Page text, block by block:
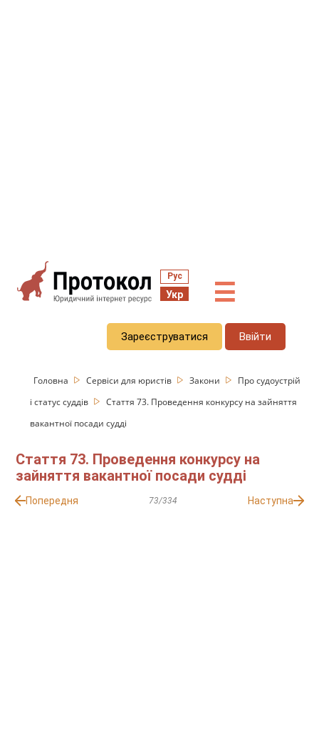
Рус
Укр ☰
Зареєструватися Ввійти
Головна Сервіси для юристів Закони
Про судоустрій
і статус суддів
Стаття 73. Проведення конкурсу на зайняття
вакантної посади судді
Стаття 73. Проведення конкурсу на
зайняття вакантної посади судді
Попередня 73/334 Наступна